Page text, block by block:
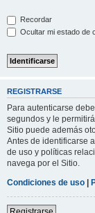
Recordar
Ocultar mi estado de
REGISTRARSE
Para autenticarse
segundos y le
Sitio puede además
Antes de identificarse
de uso y políticas
navega por el Sitio.
Condiciones de uso |